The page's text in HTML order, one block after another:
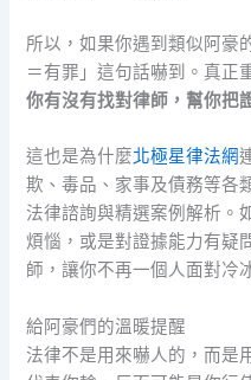
所以，如果你遇到類似阿豪
＝有罪」這句話嚇到。真正
你有沒有找對律師，幫你把
這也是為什麼北極星律法網
欺、毒品、家事及債務等各
法律諮詢與精選案例解析。
煩惱，或是對證據能力有疑
師，讓你不再一個人面對冷
給阿豪們的溫暖提醒
法律不是用來嚇人的，而是